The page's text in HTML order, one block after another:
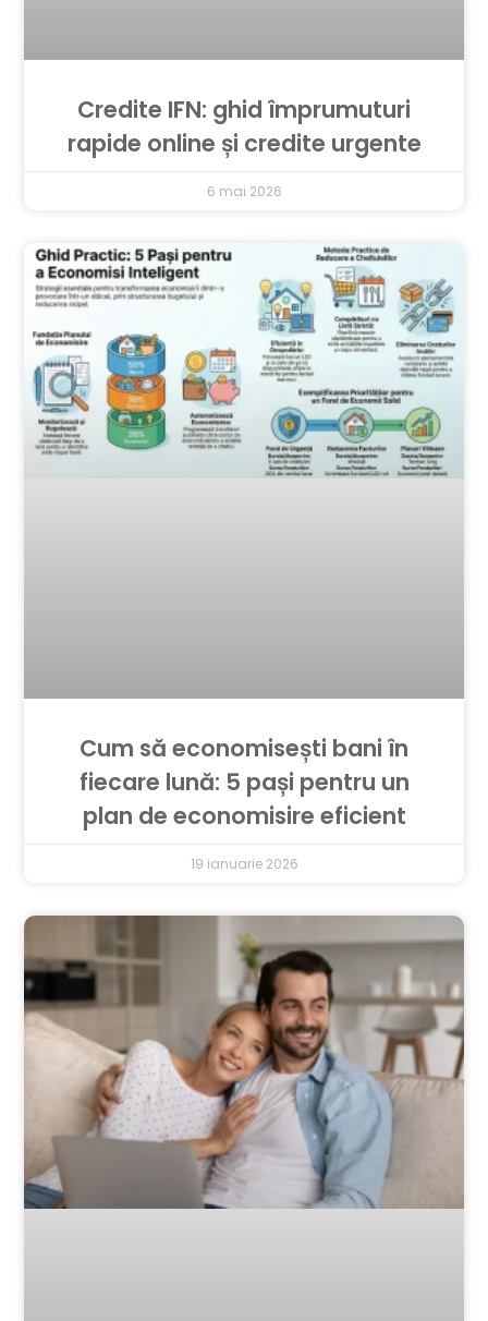
Credite IFN: ghid împrumuturi
rapide online și credite urgente
6 mai 2026
Cum să economisești bani în
fiecare lună: 5 pași pentru un
plan de economisire eficient
19 ianuarie 2026